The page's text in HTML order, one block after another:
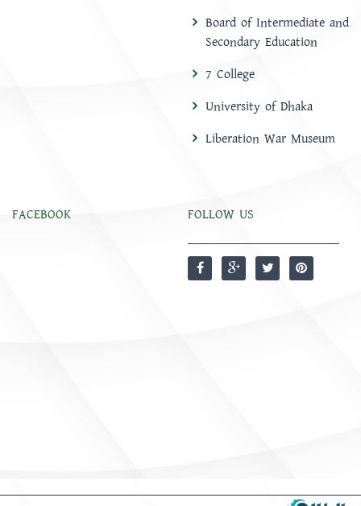
Board of Intermediate and
Secondary Education
7 College
University of Dhaka
Liberation War Museum
FACEBOOK FOLLOW US